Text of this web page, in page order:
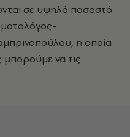
σε υψηλό ποσοστό
η οποία
μπορούμε να τις